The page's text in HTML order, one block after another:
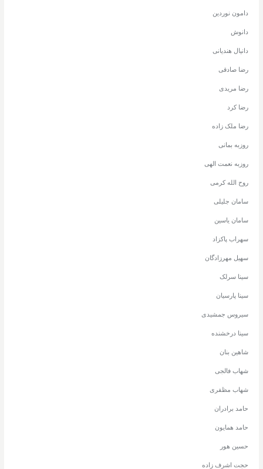
دامون نوردین
دانوش
دانیال هندیانی
رضا صادقی
رضا مریدی
رضا کرد
رضا ملک زاده
روزبه بمانی
روزبه نعمت الهی
روح الله کرمی
سامان جلیلی
سامان یاسین
سهراب پاکزاد
سهیل مهرزادگان
سینا سرلک
سینا پارسیان
سیروس جمشیدی
سینا درخشنده
شاهین بنان
شهاب فالجی
شهاب مظفری
حامد برادران
حامد همایون
حسین هور
حجت اشرف زاده